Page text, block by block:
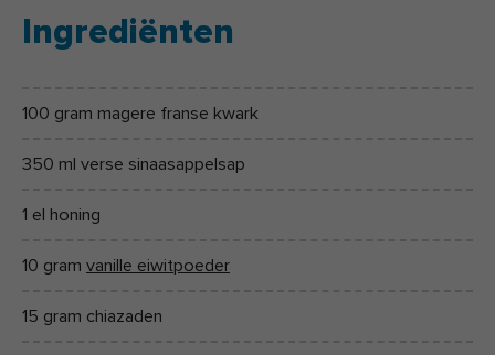
Ingrediënten
100 gram magere franse kwark
350 ml verse sinaasappelsap
1 el honing
10 gram vanille eiwitpoeder
15 gram chiazaden